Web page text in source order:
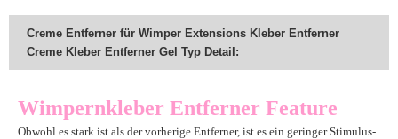
Creme Entferner für Wimper Extensions Kleber Entferner
Creme Kleber Entferner Gel Typ Detail:
Wimpernkleber Entferner Feature
Obwohl es stark ist als der vorherige Entferner, ist es ein geringer Stimulus-